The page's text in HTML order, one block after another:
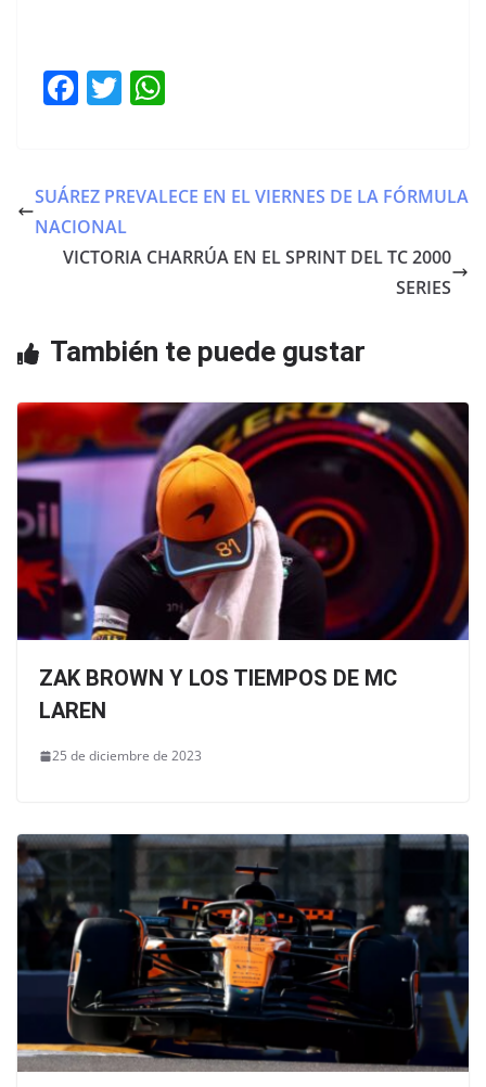
F
e
b
o
T
er s
p
SUÁREZ PREVALECE EN EL VIERNES DE LA FÓRMULA
NACIONAL
VICTORIA CHARRÚA EN EL SPRINT DEL TC 2000
SERIES
También te puede gustar
ZAK BROWN Y LOS TIEMPOS DE MC
LAREN
25 de diciembre de 2023